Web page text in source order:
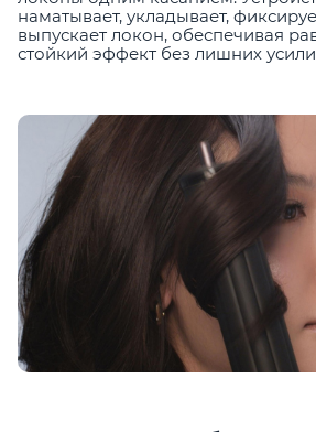
наматывает, укладывает,
выпускает локон, обеспечивая
стойкий эффект без лишних